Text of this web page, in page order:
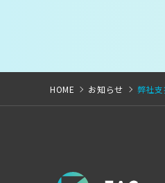
HOME お知らせ 弊社